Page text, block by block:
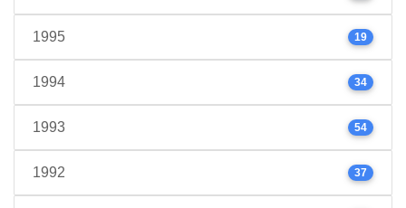
1995 19
1994 34
1993 54
1992 37